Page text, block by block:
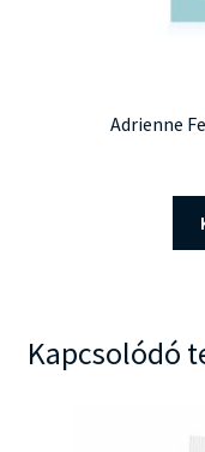
Adrienne
Kapcsolódó